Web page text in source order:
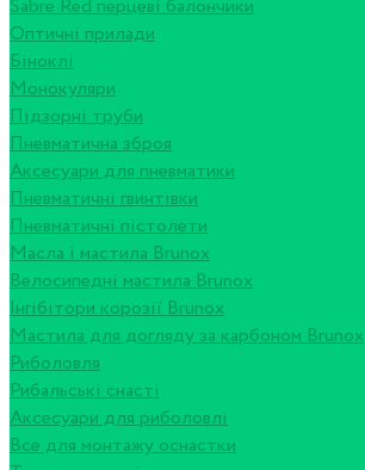
Sabre Red перцеві балончики
Оптичні прилади
Біноклі
Монокуляри
Підзорні труби
Пневматична зброя
Аксесуари для пневматики
Пневматичні гвинтівки
Пневматичні пістолети
Масла і мастила Brunox
Велосипедні мастила Brunox
Інгібітори корозії Brunox
Мастила для догляду за карбоном Brunox
Риболовля
Рибальські снасті
Аксесуари для риболовлі
Все для монтажу оснастки